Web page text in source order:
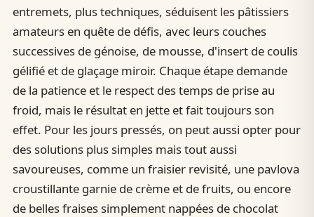
entremets, plus techniques, séduisent les pâtissiers
amateurs en quête de défis, avec leurs couches
successives de génoise, de mousse, d'insert de coulis
gélifié et de glaçage miroir. Chaque étape demande
de la patience et le respect des temps de prise au
froid, mais le résultat en jette et fait toujours son
effet. Pour les jours pressés, on peut aussi opter pour
des solutions plus simples mais tout aussi
savoureuses, comme un fraisier revisité, une pavlova
croustillante garnie de crème et de fruits, ou encore
de belles fraises simplement nappées de chocolat